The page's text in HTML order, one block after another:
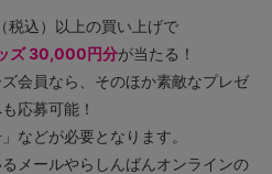
税込）以上の買い上げで
ズ 30,000円分が当たる！
会員なら、そのほか素敵なプレゼ
応募可能！
などが必要となります。
メールやらしんばんオンラインの